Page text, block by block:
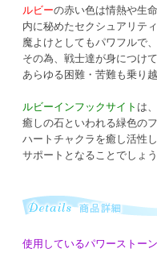
ルビーの赤い色は情熱や生
内に秘めたセクシュアリテ
魔よけとしてもパワフルで
その為、戦士達が身につけ
あらゆる困難・苦難も乗り
ルビーインフックサイト は
癒しの石といわれる緑色の
ハートチャクラを癒し活性
サポートとなることでしょう
使用しているパワーストーン